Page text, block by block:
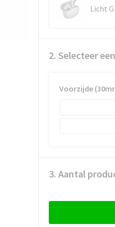
2. Selecteer
Voorzijde
3. Aantal